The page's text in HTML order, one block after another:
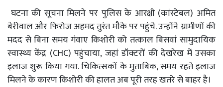
घटना की सूचना मिलने पर पुलिस के आरक्षी (कांस्टेबल) अमित
बेरीवाल और फिरोज अहमद तुरंत मौके पर पहुंचे. उन्होंने ग्रामीणों की
मदद से बिना समय गंवाए किशोरी को तत्काल बिसवां सामुदायिक
स्वास्थ्य केंद्र (CHC) पहुंचाया, जहां डॉक्टरों की देखरेख में उसका
इलाज शुरू किया गया. चिकित्सकों के मुताबिक, समय रहते इलाज
मिलने के कारण किशोरी की हालत अब पूरी तरह खतरे से बाहर है।